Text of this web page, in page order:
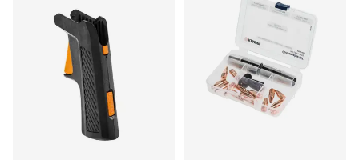
Brennertaster ist
besser platziert als
früher. Der
Brennerhandgriff
entlastet das
Handgelenk des
Schweißers. Die
Verwendung erfordert
müssen sich keine
Sorgen um starre
Ecken oder andere
Einwirkungen machen,
die das
Schweißergebnis